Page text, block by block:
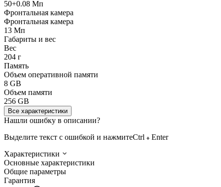
50+0.08 Мп
Фронтальная камера
Фронтальная камера
13 Мп
Габариты и вес
Вес
204 г
Память
Объем оперативной памяти
8 GB
Объем памяти
256 GB
Все характеристики
Нашли ошибку в описании?
Выделите текст с ошибкой и нажмитеCtrl
Enter
Характеристики
Основные характеристики
Общие параметры
Гарантия